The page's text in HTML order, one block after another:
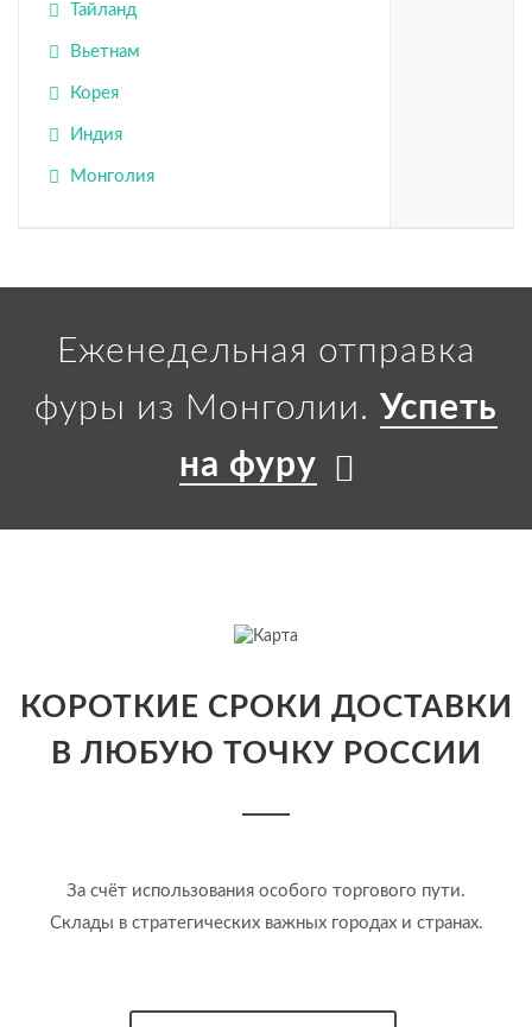
Тайланд
Вьетнам
Корея
Индия
Монголия
Еженедельная отправка
фуры из Монголии. Успеть
на фуру
КОРОТКИЕ СРОКИ ДОСТАВКИ
В ЛЮБУЮ ТОЧКУ РОССИИ
За счёт использования особого торгового пути.
Склады в стратегических важных городах и странах.